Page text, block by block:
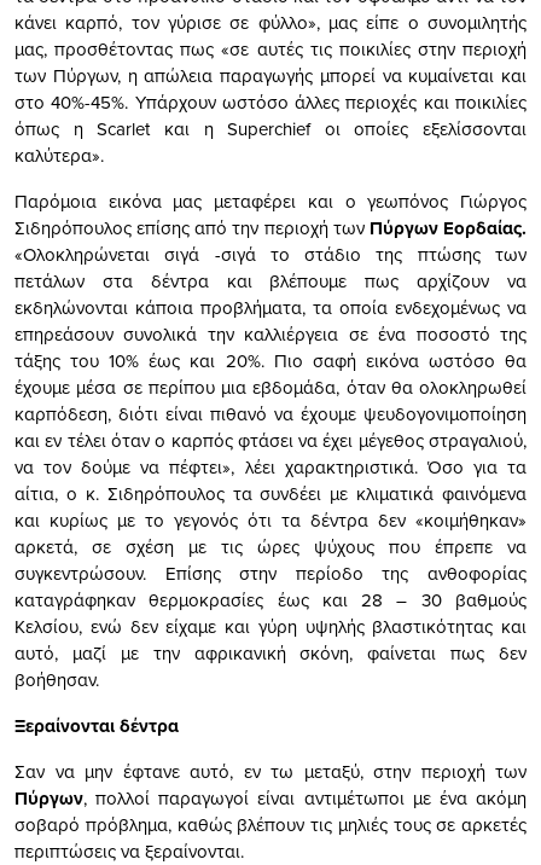
κάνει καρπό, τον γύρισε σε φύλλο», µας είπε ο συνοµιλητής
µας, προσθέτοντας πως «σε αυτές τις ποικιλίες στην περιοχή
των Πύργων, η απώλεια παραγωγής µπορεί να κυµαίνεται και
στο 40%-45%. Υπάρχουν ωστόσο άλλες περιοχές και ποικιλίες
όπως η Scarlet και η Superchief οι οποίες εξελίσσονται
καλύτερα».
Παρόµοια εικόνα µας µεταφέρει και ο γεωπόνος Γιώργος
Σιδηρόπουλος επίσης από την περιοχή των Πύργων Εορδαίας.
«Ολοκληρώνεται σιγά -σιγά το στάδιο της πτώσης των
πετάλων στα δέντρα και βλέπουµε πως αρχίζουν να
εκδηλώνονται κάποια προβλήµατα, τα οποία ενδεχοµένως να
επηρεάσουν συνολικά την καλλιέργεια σε ένα ποσοστό της
τάξης του 10% έως και 20%. Πιο σαφή εικόνα ωστόσο θα
έχουµε µέσα σε περίπου µια εβδοµάδα, όταν θα ολοκληρωθεί
καρπόδεση, διότι είναι πιθανό να έχουµε ψευδογονιµοποίηση
και εν τέλει όταν ο καρπός φτάσει να έχει µέγεθος στραγαλιού,
να τον δούµε να πέφτει», λέει χαρακτηριστικά. Όσο για τα
αίτια, ο κ. Σιδηρόπουλος τα συνδέει µε κλιµατικά φαινόµενα
και κυρίως µε το γεγονός ότι τα δέντρα δεν «κοιµήθηκαν»
αρκετά, σε σχέση µε τις ώρες ψύχους που έπρεπε να
συγκεντρώσουν. Επίσης στην περίοδο της ανθοφορίας
καταγράφηκαν θερµοκρασίες έως και 28 – 30 βαθµούς
Κελσίου, ενώ δεν είχαµε και γύρη υψηλής βλαστικότητας και
αυτό, µαζί µε την αφρικανική σκόνη, φαίνεται πως δεν
βοήθησαν.
Ξεραίνονται δέντρα
Σαν να µην έφτανε αυτό, εν τω µεταξύ, στην περιοχή των
Πύργων, πολλοί παραγωγοί είναι αντιµέτωποι µε ένα ακόµη
σοβαρό πρόβληµα, καθώς βλέπουν τις µηλιές τους σε αρκετές
περιπτώσεις να ξεραίνονται.